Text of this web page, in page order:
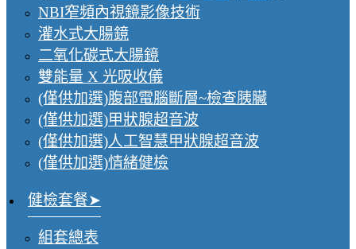
NBI窄頻內視鏡影像技術
灌水式大腸鏡
二氧化碳式大腸鏡
雙能量 X 光吸收儀
(僅供加選)腹部電腦斷層~檢查胰臟
(僅供加選)甲狀腺超音波
(僅供加選)人工智慧甲狀腺超音波
(僅供加選)情緒健檢
健檢套餐
組套總表